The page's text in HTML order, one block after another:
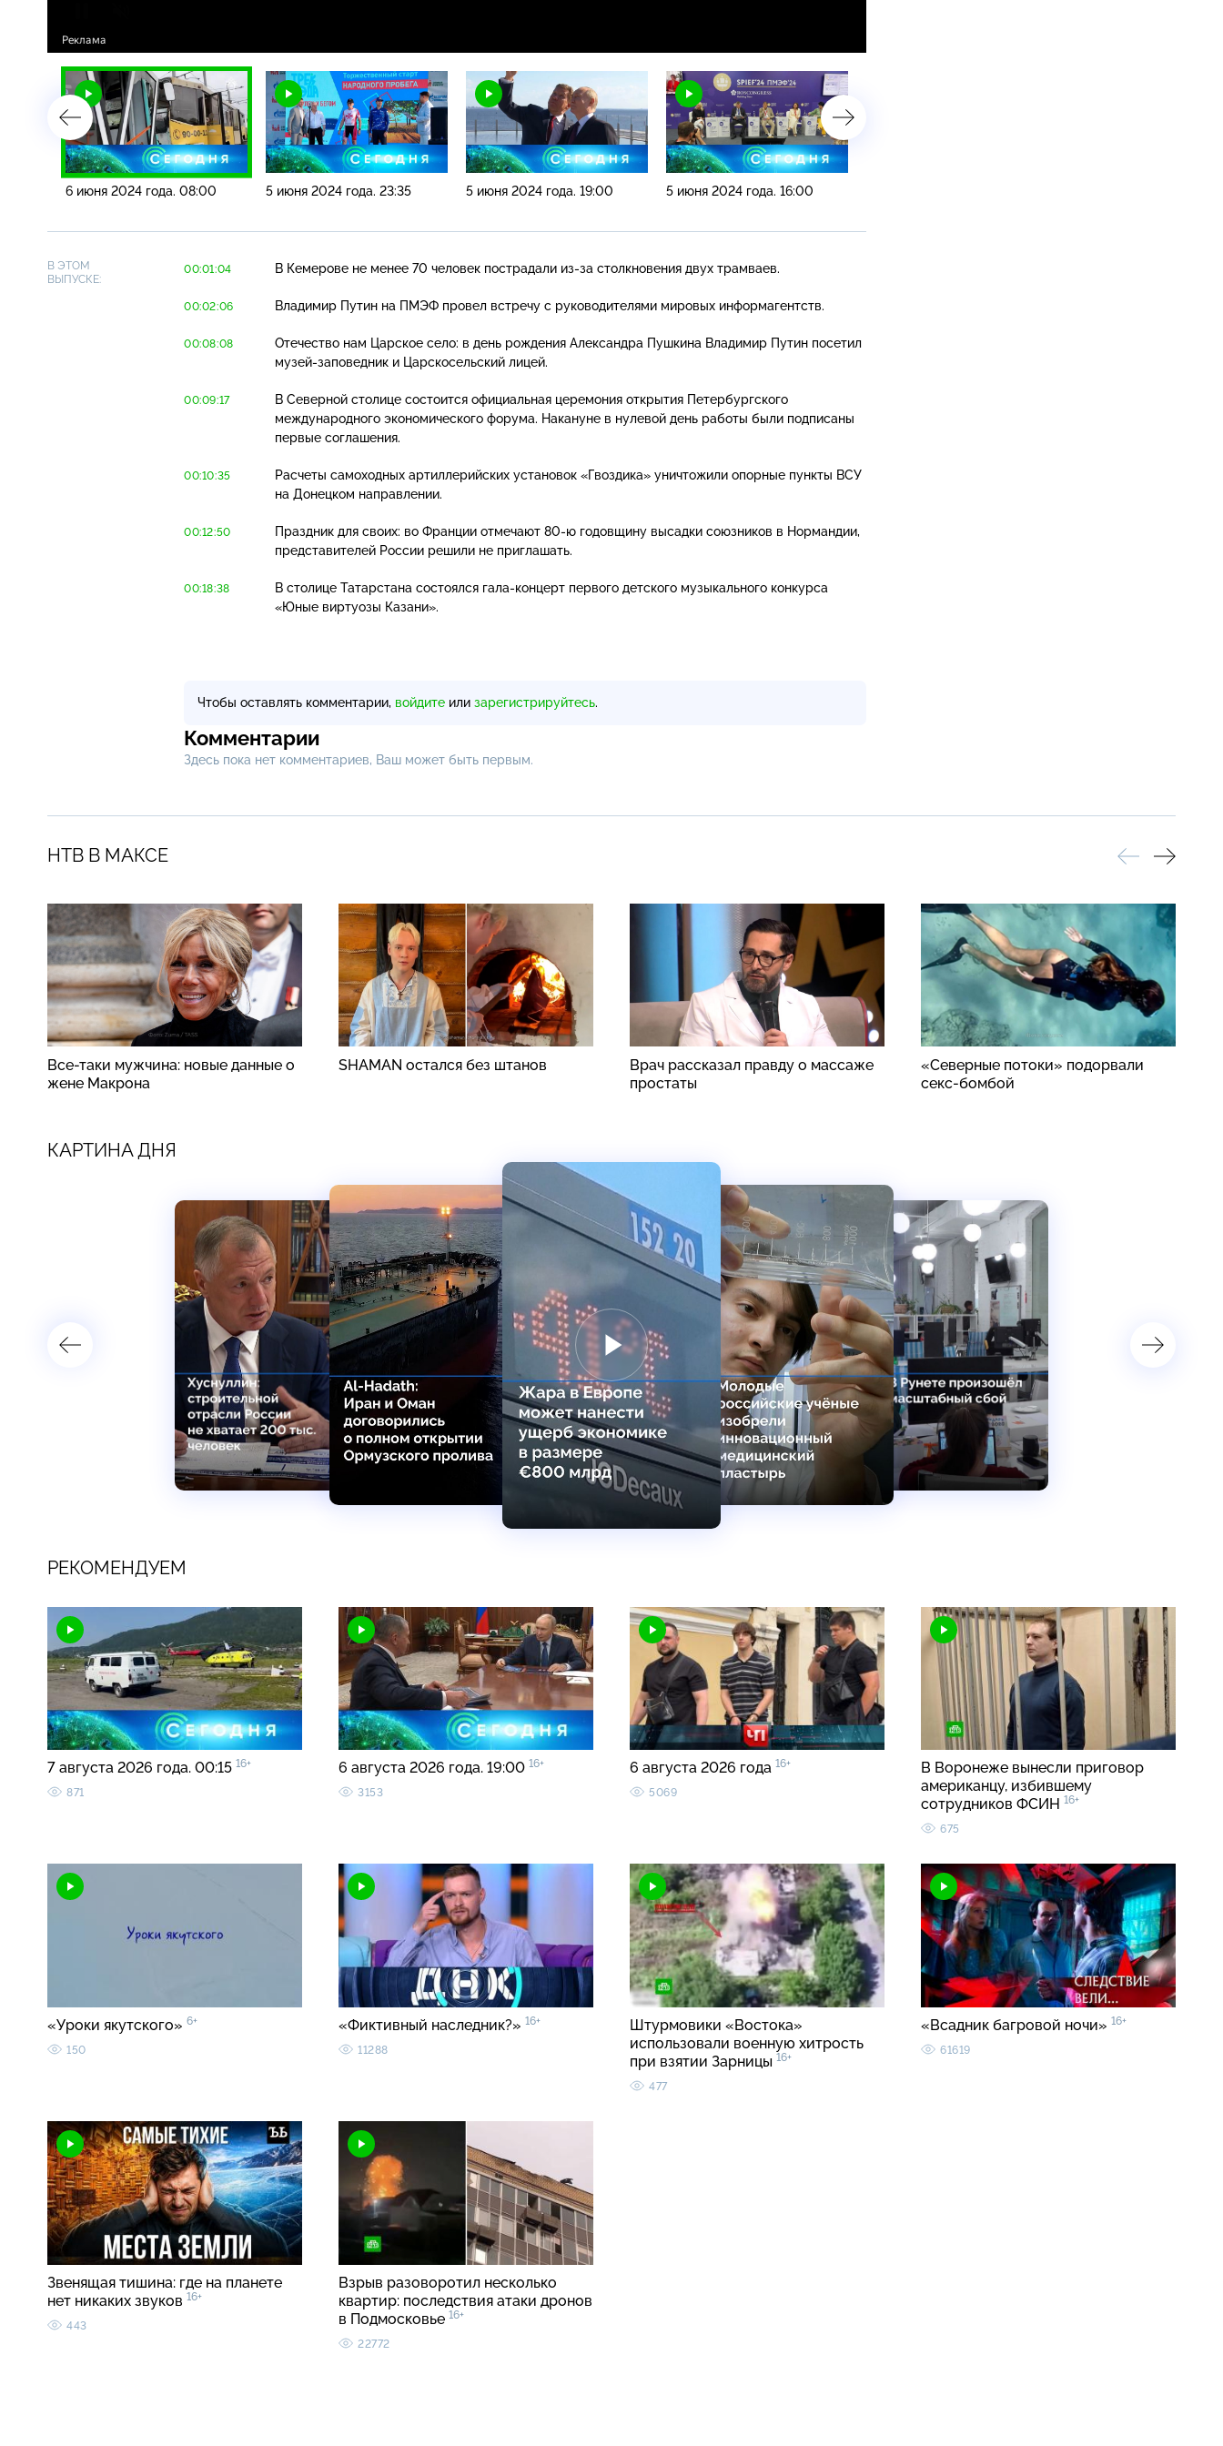
6 июня 2024 года. 08:00 5 июня 2024 года. 23:35 5 июня 2024 года. 19:00 5 июня 2024 года. 16:00
В ЭТОМ
ВЫПУСКЕ:
00:01:04 В Кемерове не менее 70 человек пострадали из-за столкновения двух трамваев.
00:02:06 Владимир Путин на ПМЭФ провел встречу с руководителями мировых информагентств.
00:08:08
Отечество нам Царское село: в день рождения Александра Пушкина Владимир Путин посетил
музей-заповедник и Царскосельский лицей.
00:09:17
В Северной столице состоится официальная церемония открытия Петербургского
международного экономического форума. Накануне в нулевой день работы были подписаны
первые соглашения.
00:10:35
Расчеты самоходных артиллерийских установок «Гвоздика» уничтожили опорные пункты ВСУ
на Донецком направлении.
00:12:50 Праздник для своих: во Франции отмечают 80-ю годовщину высадки союзников в Нормандии,
представителей России решили не приглашать.
00:18:38 В столице Татарстана состоялся гала-концерт первого детского музыкального конкурса
«Юные виртуозы Казани».
Чтобы оставлять комментарии, войдите или зарегистрируйтесь.
Комментарии
Здесь пока нет комментариев, Ваш может быть первым.
НТВ В МАКСЕ
Все-таки мужчина: новые данные о
жене Макрона
SHAMAN остался без штанов
Врач рассказал правду о массаже
простаты
«Северные потоки» подорвали
секс-бомбой
КАРТИНА ДНЯ
РЕКОМЕНДУЕМ
7 августа 2026 года. 00:15 16+
871
6 августа 2026 года. 19:00 16+
3153
6 августа 2026 года 16+
5069
В Воронеже вынесли приговор
американцу, избившему
сотрудников ФСИН 16+
675
«Уроки якутского» 6+
150
«Фиктивный наследник?» 16+
11288
Штурмовики «Востока»
использовали военную хитрость
при взятии Зарницы 16+
477
«Всадник багровой ночи» 16+
61619
Звенящая тишина: где на планете
нет никаких звуков 16+
443
Взрыв разоворотил несколько
квартир: последствия атаки дронов
в Подмосковье 16+
22772